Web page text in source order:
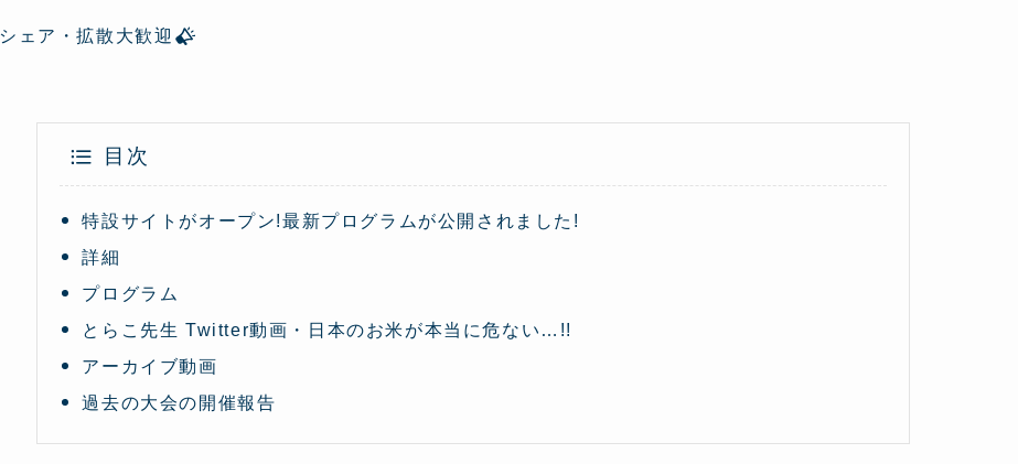
シェア・拡散大歓迎
目次
特設サイトがオープン!最新プログラムが公開されました!
詳細
プログラム
とらこ先生 Twitter動画・日本のお米が本当に危ない…!!
アーカイブ動画
過去の大会の開催報告